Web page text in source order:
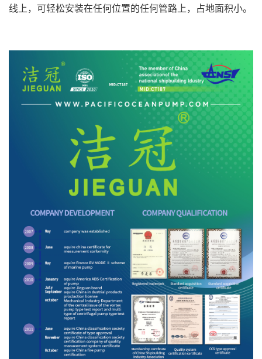
线上，可轻松安装在任何位置的任何管路上，占地面积小。